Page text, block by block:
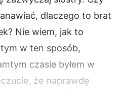
dlaczego to brat
Nie wiem, jak to
w ten sposób,
czasie byłem w
że naprawdę